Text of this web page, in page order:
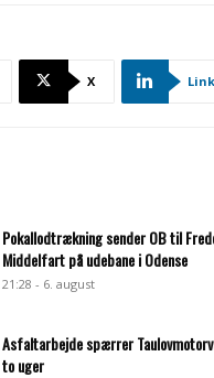
X
Pokallodtrækning sender OB til
Middelfart på udebane i Odense
21:28 - 6. august
Asfaltarbejde spærrer
to uger